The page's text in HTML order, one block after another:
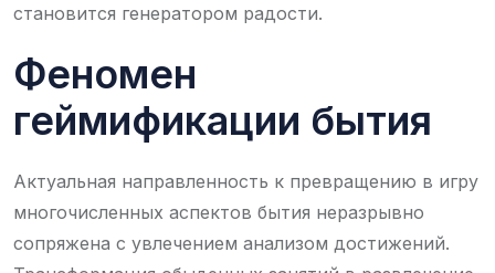
становится генератором радости.
Феномен
геймификации бытия
Актуальная направленность к превращению в игру
многочисленных аспектов бытия неразрывно
сопряжена с увлечением анализом достижений.